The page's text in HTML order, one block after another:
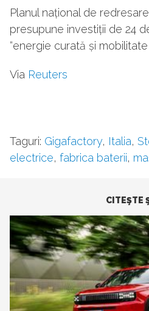
Planul național de
presupune investiții de 24
“energie curată și mobilitate
Via Reuters
Taguri: Gigafactory, Italia,
electrice, fabrica baterii,
CITEŞTE